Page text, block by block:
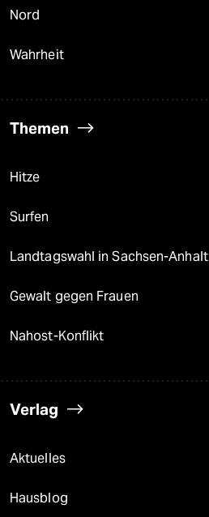
Nord
Wahrheit
Themen
Hitze
Surfen
Landtagswahl in Sachsen-Anhalt
Gewalt gegen Frauen
Nahost-Konflikt
Verlag
Aktuelles
Hausblog